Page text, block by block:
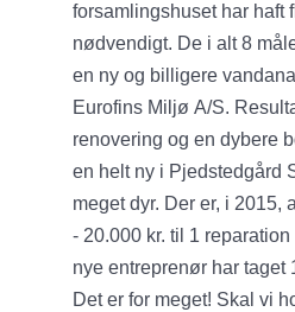
forsamlingshuset har haft
nødvendigt. De i alt 8
en ny og billigere
Eurofins Miljø A/S.
renovering og en dybere
en helt ny i Pjedstedgård
meget dyr. Der er, i 2015,
- 20.000 kr. til 1
nye entreprenør har taget
Det er for meget! Skal vi